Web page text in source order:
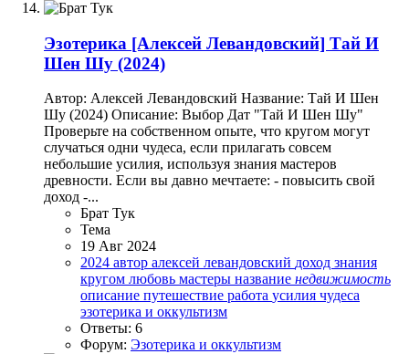
Эзотерика [Алексей Левандовский] Тай И
Шен Шу (2024)
Автор: Алексей Левандовский Название: Тай И Шен
Шу (2024) Описание: Выбор Дат "Тай И Шен Шу"
Проверьте на собственном опыте, что кругом могут
случаться одни чудеса, если прилагать совсем
небольшие усилия, используя знания мастеров
древности. Если вы давно мечтаете: - повысить свой
доход -...
Брат Тук
Тема
19 Авг 2024
2024 автор алексей левандовский доход знания
кругом любовь мастеры название недвижимость
описание путешествие работа усилия чудеса
эзотерика и оккультизм
Ответы: 6
Форум: Эзотерика и оккультизм